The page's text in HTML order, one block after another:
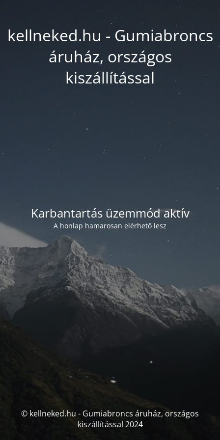
kellneked.hu - Gumiabroncs
áruház, országos
kiszállítással
Karbantartás üzemmód aktív
A honlap hamarosan elérhető lesz
© kellneked.hu - Gumiabroncs áruház, országos
kiszállítással 2024